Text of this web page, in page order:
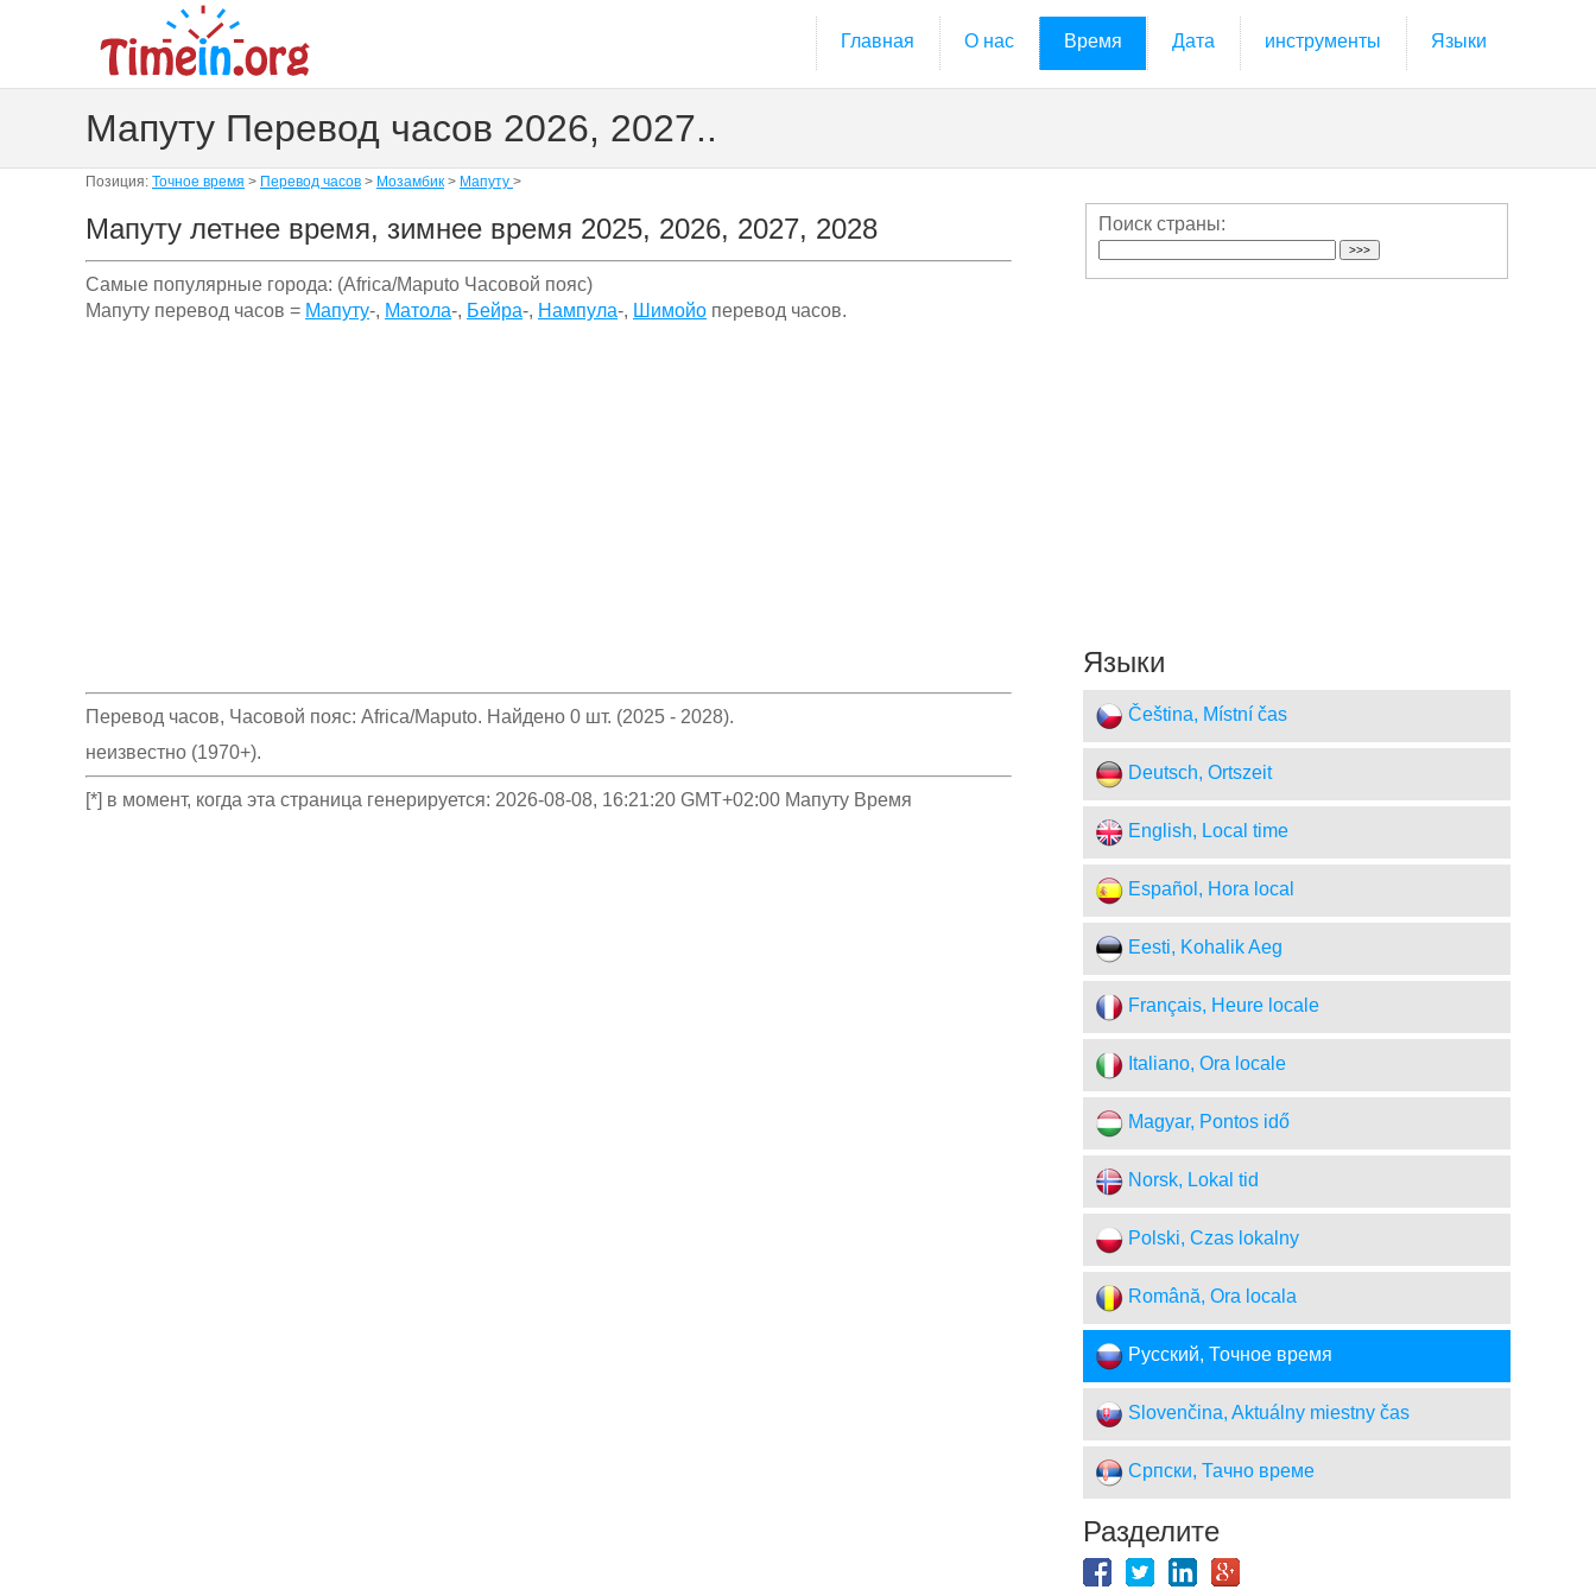
Главная О нас Время Дата инструменты Языки
Мапуту Перевод часов 2026, 2027..
Позиция: Точное время > Перевод часов > Мозамбик > Мапуту >
Мапуту летнее время, зимнее время 2025, 2026, 2027, 2028
Самые популярные города: (Africa/Maputo Часовой пояс)
Мапуту перевод часов = Мапуту-, Матола-, Бейра-, Нампула-, Шимойо перевод часов.
Перевод часов, Часовой пояс: Africa/Maputo. Найдено 0 шт. (2025 - 2028).
неизвестно (1970+).
[*] в момент, когда эта страница генерируется: 2026-08-08, 16:21:20 GMT+02:00 Мапуту Время
Поиск страны:
Языки
Čeština, Místní čas
Deutsch, Ortszeit
English, Local time
Español, Hora local
Eesti, Kohalik Aeg
Français, Heure locale
Italiano, Ora locale
Magyar, Pontos idő
Norsk, Lokal tid
Polski, Czas lokalny
Română, Ora locala
Русский, Точное время
Slovenčina, Aktuálny miestny čas
Српски, Тачно време
Разделите